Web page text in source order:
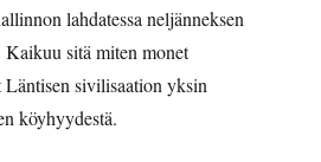
lahdatessa neljänneksen
Kaikuu sitä miten monet
Läntisen sivilisaation yksin
köyhyydestä.